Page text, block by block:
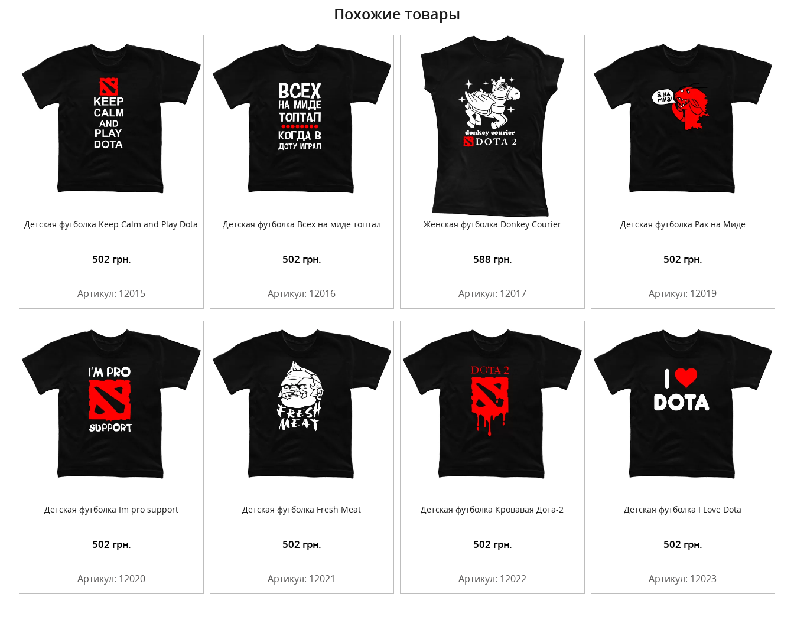
Похожие товары
Детская футболка Keep Calm and Play Dota
502 грн.
Артикул: 12015
Детская футболка Всех на миде топтал
Подробнее 502 грн.
Артикул: 12016
Женская футболка Donkey Courier
Подробнее 588 грн.
Артикул: 12017
Детская футболка Рак на Миде
Подробнее 502 грн.
Артикул: 12019
Детская футболка Im pro support
502 грн.
Артикул: 12020
Детская футболка Fresh Meat
Подробнее 502 грн.
Артикул: 12021
Детская футболка Кровавая Дота-2
Подробнее 502 грн.
Артикул: 12022
Детская футболка I Love Dota
Подробнее 502 грн.
Артикул: 12023